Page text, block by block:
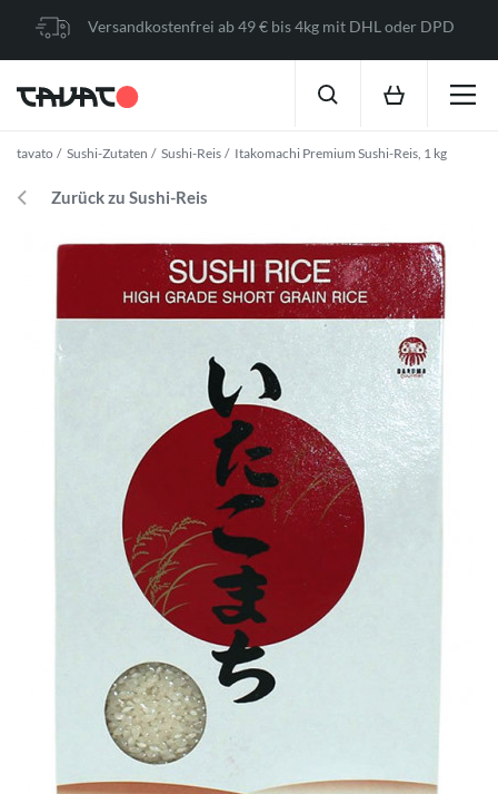
Versandkostenfrei ab 49 € bis 4kg mit DHL oder DPD
tavato Sushi-Zutaten Sushi-Reis Itakomachi Premium Sushi-Reis, 1 kg
Zurück zu Sushi-Reis